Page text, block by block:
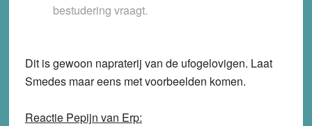
bestudering vraagt.
Dit is gewoon napraterij van de ufogelovigen. Laat
Smedes maar eens met voorbeelden komen.
Reactie Pepijn van Erp: